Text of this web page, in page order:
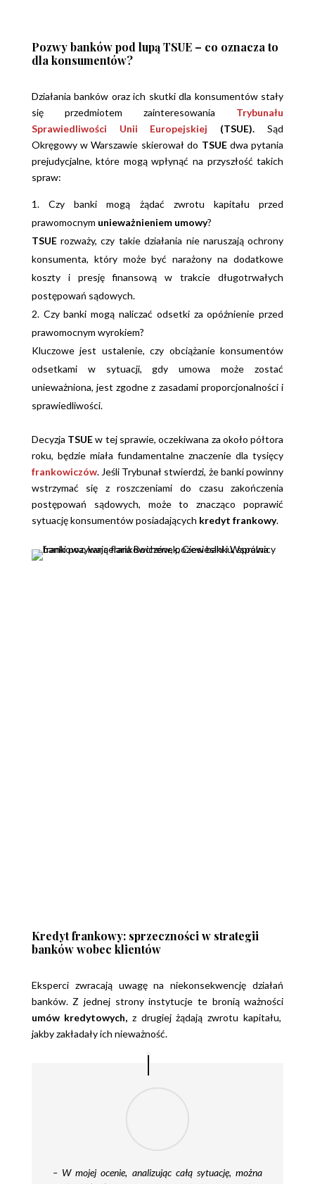
Pozwy banków pod lupą TSUE – co oznacza to
dla konsumentów?
Działania banków oraz ich skutki dla konsumentów stały
się przedmiotem zainteresowania Trybunału
Sprawiedliwości Unii Europejskiej (TSUE). Sąd
Okręgowy w Warszawie skierował do TSUEdwa pytania
prejudycjalne, które mogą wpłynąć na przyszłość takich
spraw:
Czy banki mogą żądać zwrotu kapitału przed
prawomocnym unieważnieniem umowy?
TSUErozważy, czy takie działania nie naruszają ochrony
konsumenta, który może być narażony na dodatkowe
koszty i presję finansową w trakcie długotrwałych
postępowań sądowych.
Czy banki mogą naliczać odsetki za opóźnienie przed
prawomocnym wyrokiem?
Kluczowe jest ustalenie, czy obciążanie konsumentów
odsetkami w sytuacji, gdy umowa może zostać
unieważniona, jest zgodne z zasadami proporcjonalności i
sprawiedliwości.
Decyzja TSUEw tej sprawie, oczekiwana za około półtora
roku, będzie miała fundamentalne znaczenie dla tysięcy
frankowiczów. Jeśli Trybunał stwierdzi, że banki powinny
wstrzymać się z roszczeniami do czasu zakończenia
postępowań sądowych, może to znacząco poprawić
sytuację konsumentów posiadających kredyt frankowy.
Kredyt frankowy: sprzeczności w strategii
banków wobec klientów
Eksperci zwracają uwagę na niekonsekwencję działań
banków. Z jednej strony instytucje te bronią ważności
umów kredytowych, z drugiej żądają zwrotu kapitału,
jakby zakładały ich nieważność.
– W mojej ocenie, analizując całą sytuację, można